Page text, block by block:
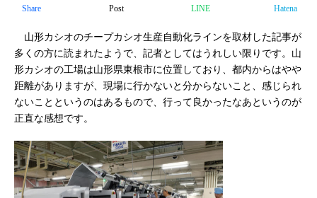
Share Post LINE Hatena
山形カシオのチープカシオ生産自動化ラインを取材した記事が
多くの方に読まれたようで、記者としてはうれしい限りです。山
形カシオの工場は山形県東根市に位置しており、都内からはやや
距離がありますが、現場に行かないと分からないこと、感じられ
ないことというのはあるもので、行って良かったなあというのが
正直な感想です。